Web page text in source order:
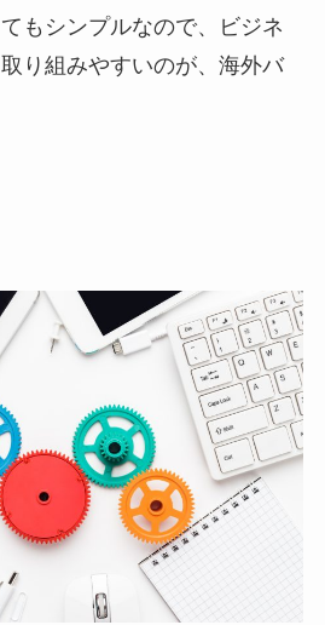
もシンプルなので、ビジネ
り組みやすいのが、海外バ